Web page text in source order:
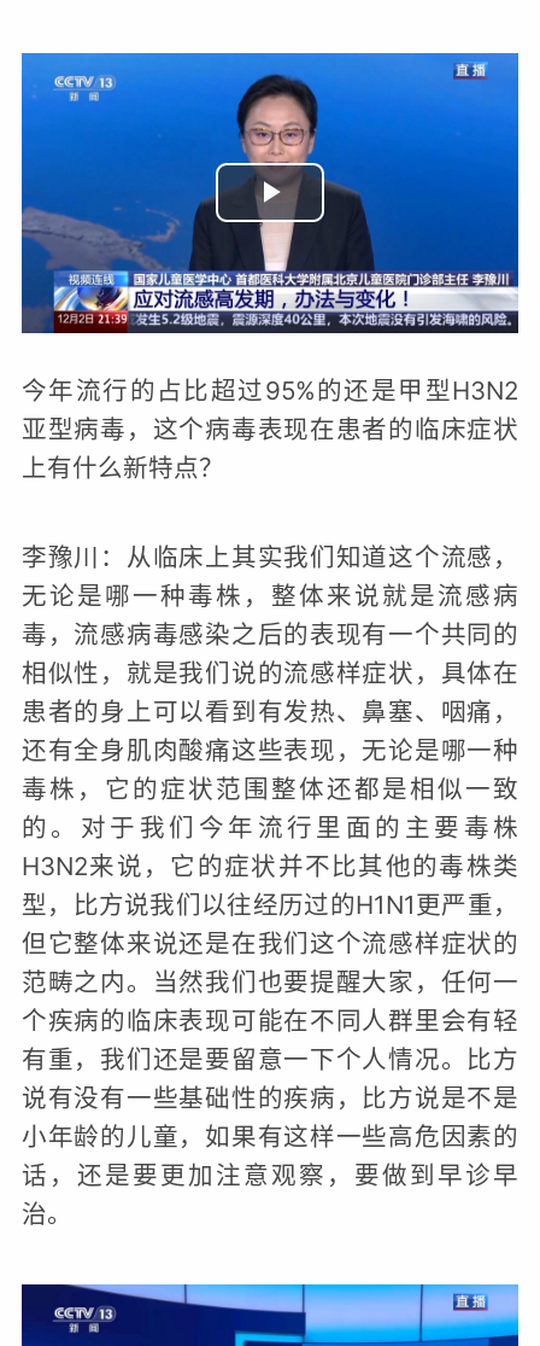
播
放
视
频
今年流行的占比超过95%的还是甲型H3N2
亚型病毒，这个病毒表现在患者的临床症状
上有什么新特点？
李豫川：从临床上其实我们知道这个流感，
无论是哪一种毒株，整体来说就是流感病
毒，流感病毒感染之后的表现有一个共同的
相似性，就是我们说的流感样症状，具体在
患者的身上可以看到有发热、鼻塞、咽痛，
还有全身肌肉酸痛这些表现，无论是哪一种
毒株，它的症状范围整体还都是相似一致
的。对于我们今年流行里面的主要毒株
H3N2来说，它的症状并不比其他的毒株类
型，比方说我们以往经历过的H1N1更严重，
但它整体来说还是在我们这个流感样症状的
范畴之内。当然我们也要提醒大家，任何一
个疾病的临床表现可能在不同人群里会有轻
有重，我们还是要留意一下个人情况。比方
说有没有一些基础性的疾病，比方说是不是
小年龄的儿童，如果有这样一些高危因素的
话，还是要更加注意观察，要做到早诊早
治。